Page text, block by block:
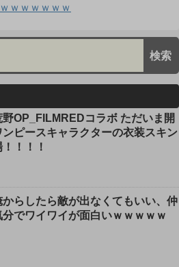
ｗｗｗｗｗｗ
野OP_FILMREDコラボ ただいま開
ピースキャラクターの衣装スキン
！！！
からしたら敵が出なくてもいい、仲
分でワイワイが面白いｗｗｗｗｗ